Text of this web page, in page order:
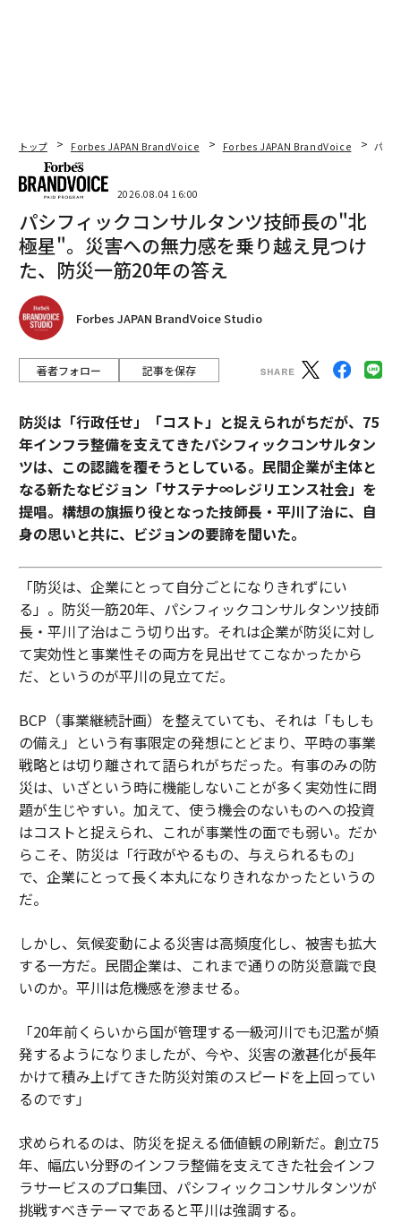
トップ Forbes JAPAN BrandVoice Forbes JAPAN BrandVoice パシ
2026.08.04 16:00
パシフィックコンサルタンツ技師長の"北
極星"。災害への無力感を乗り越え見つけ
た、防災一筋20年の答え
Forbes JAPAN BrandVoice Studio
著者フォロー 記事を保存
防災は「行政任せ」「コスト」と捉えられがちだが、75
年インフラ整備を支えてきたパシフィックコンサルタン
ツは、この認識を覆そうとしている。民間企業が主体と
なる新たなビジョン「サステナ∞レジリエンス社会」を
提唱。構想の旗振り役となった技師長・平川了治に、自
身の思いと共に、ビジョンの要諦を聞いた。
「防災は、企業にとって自分ごとになりきれずにい
る」。防災一筋20年、パシフィックコンサルタンツ技師
長・平川了治はこう切り出す。それは企業が防災に対し
て実効性と事業性その両方を見出せてこなかったから
だ、というのが平川の見立てだ。
BCP（事業継続計画）を整えていても、それは「もしも
の備え」という有事限定の発想にとどまり、平時の事業
戦略とは切り離されて語られがちだった。有事のみの防
災は、いざという時に機能しないことが多く実効性に問
題が生じやすい。加えて、使う機会のないものへの投資
はコストと捉えられ、これが事業性の面でも弱い。だか
らこそ、防災は「行政がやるもの、与えられるもの」
で、企業にとって長く本丸になりきれなかったというの
だ。
しかし、気候変動による災害は高頻度化し、被害も拡大
する一方だ。民間企業は、これまで通りの防災意識で良
いのか。平川は危機感を滲ませる。
「20年前くらいから国が管理する一級河川でも氾濫が頻
発するようになりましたが、今や、災害の激甚化が長年
かけて積み上げてきた防災対策のスピードを上回ってい
るのです」
求められるのは、防災を捉える価値観の刷新だ。創立75
年、幅広い分野のインフラ整備を支えてきた社会インフ
ラサービスのプロ集団、パシフィックコンサルタンツが
挑戦すべきテーマであると平川は強調する。